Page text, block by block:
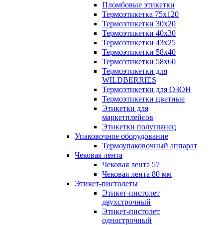
Пломбовые этикетки
Термоэтикетка 75х120
Термоэтикетки 30х20
Термоэтикетки 40х30
Термоэтикетки 43х25
Термоэтикетки 58х40
Термоэтикетки 58х60
Термоэтикетки для
WILDBERRIES
Термоэтикетки для ОЗОН
Термоэтикетки цветные
Этикетки для
маркетплейсов
Этикетки полуглянец
Упаковочное оборудование
Термоупаковочный аппарат
Чековая лента
Чековая лента 57
Чековая лента 80 мм
Этикет-пистолеты
Этикет-пистолет
двухстрочный
Этикет-пистолет
однострочный